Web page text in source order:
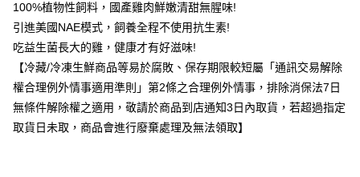
100%植物性飼料，國產雞肉鮮嫩清甜無腥味!
引進美國NAE模式，飼養全程不使用抗生素!
吃益生菌長大的雞，健康才有好滋味!
【冷藏/冷凍生鮮商品等易於腐敗、保存期限較短屬「通訊交易解除
權合理例外情事適用準則」第2條之合理例外情事，排除消保法7日
無條件解除權之適用，敬請於商品到店通知3日內取貨，若超過指定
取貨日未取，商品會進行廢棄處理及無法領取】